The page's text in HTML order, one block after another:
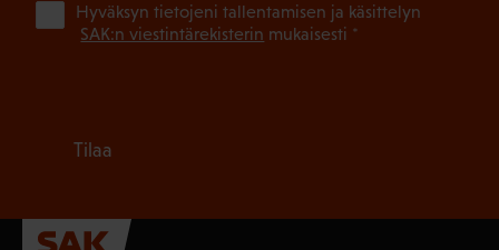
Hyväksyn tietojeni tallentamisen ja käsittelyn
SAK:n viestintärekisterin mukaisesti *
Tilaa